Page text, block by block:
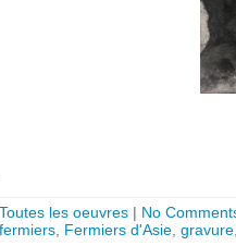
Toutes les oeuvres | No
fermiers, Fermiers d'Asie, gravure,